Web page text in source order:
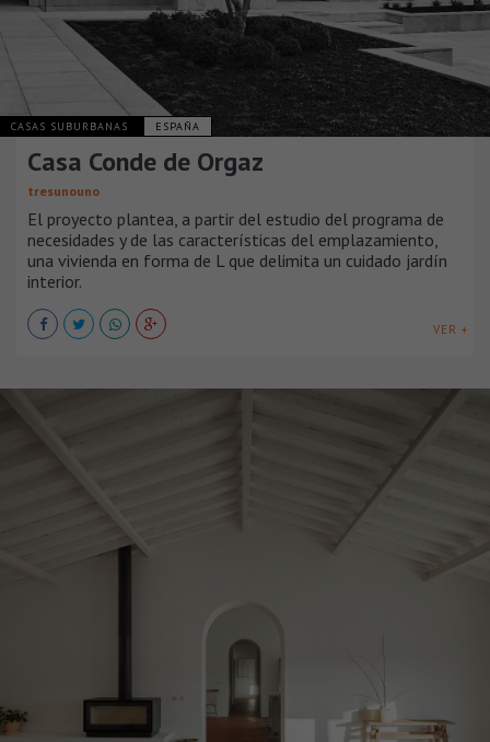
CASAS SUBURBANAS ESPAÑA
Casa Conde de Orgaz
tresunouno
El proyecto plantea, a partir del estudio del programa de
necesidades y de las características del emplazamiento,
una vivienda en forma de L que delimita un cuidado jardín
interior.
VER +